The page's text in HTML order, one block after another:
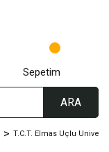
ARA
Sepetim
T.C.T. Elmas Uçlu